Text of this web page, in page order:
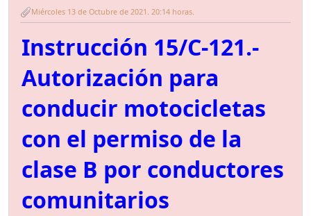
Miércoles 13 de Octubre de 2021. 20:14 horas.
Instrucción 15/C-121.-
Autorización para
conducir motocicletas
con el permiso de la
clase B por conductores
comunitarios